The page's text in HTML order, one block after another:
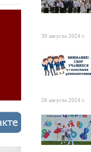
30 августа 2024 г.
26 августа 2024 г.